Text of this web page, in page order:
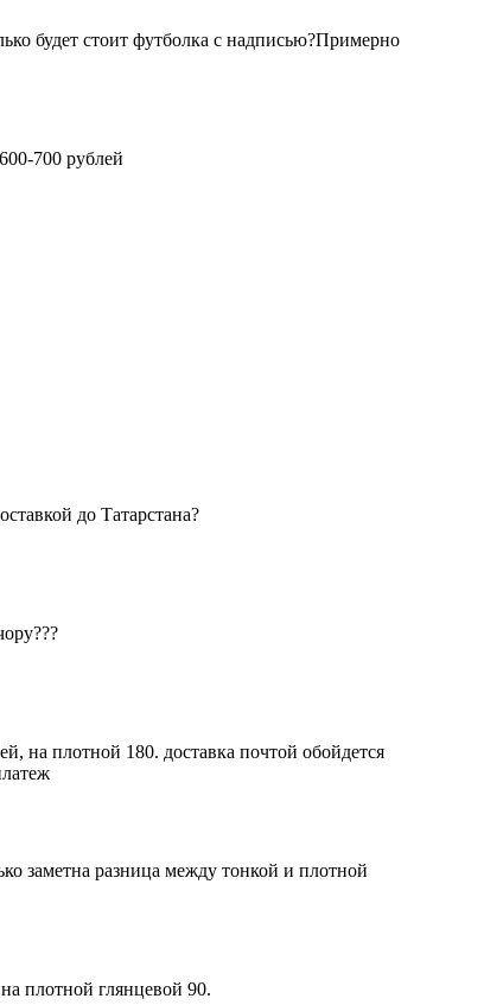
будет стоит футболка с надписью?Примерно
700 рублей
до Татарстана?
на плотной 180. доставка почтой обойдется
заметна разница между тонкой и плотной
плотной глянцевой 90.